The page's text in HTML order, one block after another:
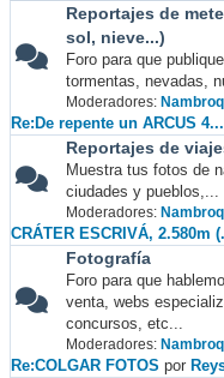
Reportajes de
sol, nieve...)
Foro para que
tormentas, nevadas,
Moderadores:
Re:De repente un ARCUS 4...
Reportajes de
Muestra tus fotos de
ciudades y pueblos,...
Moderadores:
CRÁTER ESCRIVÁ, 2.580m
Fotografía
Foro para que
venta, webs
concursos, etc...
Moderadores:
Re:COLGAR FOTOS por